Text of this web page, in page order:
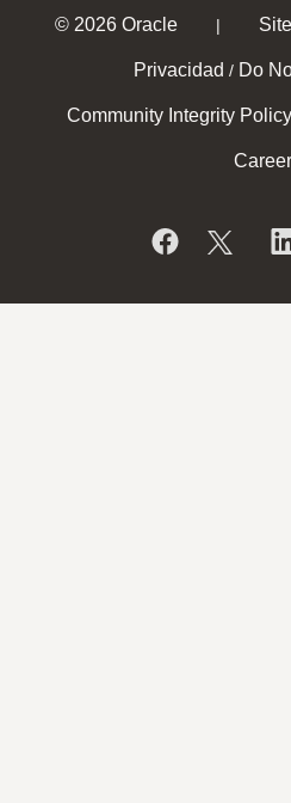
© 2026 Oracle |
Privacidad / Do
Community Integrity Policy